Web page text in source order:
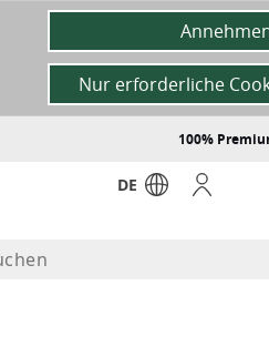
100%
DE
Nur erforderliche